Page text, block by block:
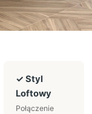
✓ Styl
Loftowy
Połączenie